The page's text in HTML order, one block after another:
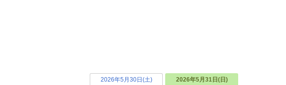
2026年5月30日(土) 2026年5月31日(日)